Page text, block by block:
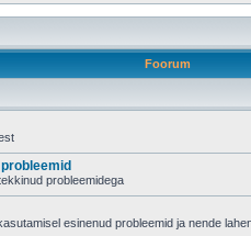
Foorum
probleemidega
esinenud probleemid ja nende